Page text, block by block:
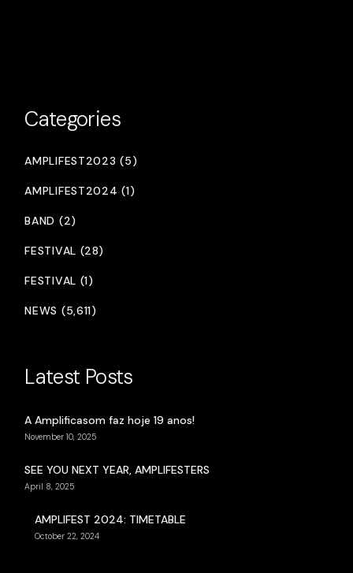
Categories
AMPLIFEST2023 (5)
AMPLIFEST2024 (1)
BAND (2)
FESTIVAL (28)
FESTIVAL (1)
NEWS (5,611)
Latest Posts
A Amplificasom faz hoje 19 anos!
November 10, 2025
SEE YOU NEXT YEAR, AMPLIFESTERS
April 8, 2025
AMPLIFEST 2024: TIMETABLE
October 22, 2024